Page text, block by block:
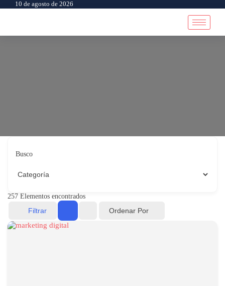
10 de agosto de 2026
Busco
257 Elementos encontrados
Filtrar Ordenar Por